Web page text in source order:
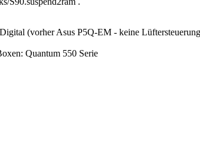
(vorher Asus P5Q-EM - keine
Quantum 550 Serie